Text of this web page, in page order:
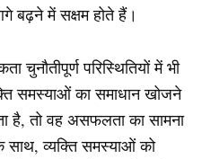
बढ़ने में सक्षम होते हैं।
चुनौतीपूर्ण परिस्थितियों में भी
समस्याओं का समाधान खोजने
है, तो वह असफलता का सामना
साथ, व्यक्ति समस्याओं को